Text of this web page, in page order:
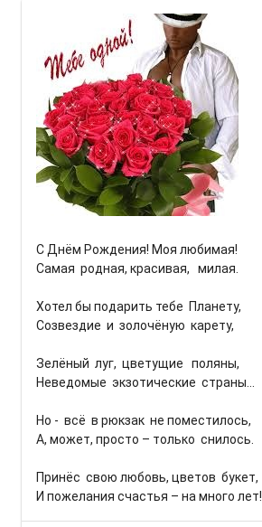
С Днём Рождения! Моя любимая!
Самая родная, красивая, милая.
Хотел бы подарить тебе Планету,
Созвездие и золочёную карету,
Зелёный луг, цветущие поляны,
Неведомые экзотические страны…
Но - всё в рюкзак не поместилось,
А, может, просто – только снилось.
Принёс свою любовь, цветов букет,
И пожелания счастья – на много лет!